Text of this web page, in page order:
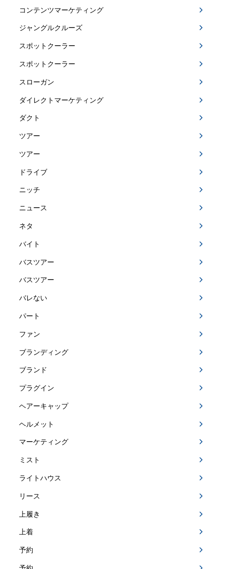
コンテンツマーケティング
ジャングルクルーズ
スポットクーラー
スポットクーラー
スローガン
ダイレクトマーケティング
ダクト
ツアー
ツアー
ドライブ
ニッチ
ニュース
ネタ
バイト
バスツアー
バスツアー
バレない
パート
ファン
ブランディング
ブランド
プラグイン
ヘアーキャップ
ヘルメット
マーケティング
ミスト
ライトハウス
リース
上履き
上着
予約